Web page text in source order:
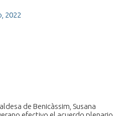
2022
de Benicàssim, Susana